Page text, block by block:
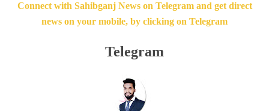
Connect with Sahibganj News on Telegram and get direct
news on your mobile, by clicking on Telegram
Telegram